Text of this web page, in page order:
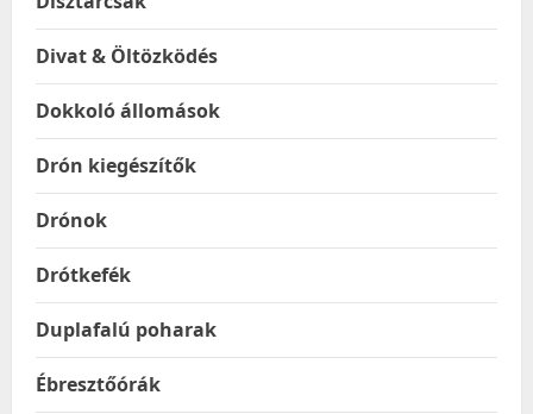
Divat & Öltözködés
Dokkoló állomások
Drón kiegészítők
Drónok
Drótkefék
Duplafalú poharak
Ébresztőórák